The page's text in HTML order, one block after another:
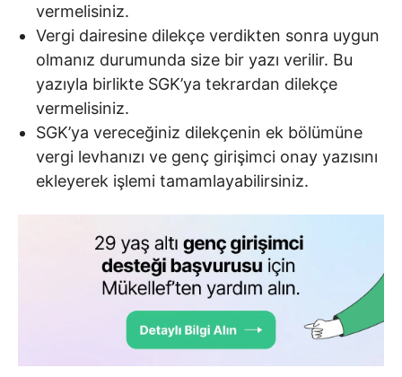
vermelisiniz.
Vergi dairesine dilekçe verdikten sonra uygun
olmanız durumunda size bir yazı verilir. Bu
yazıyla birlikte SGK’ya tekrardan dilekçe
vermelisiniz.
SGK’ya vereceğiniz dilekçenin ek bölümüne
vergi levhanızı ve genç girişimci onay yazısını
ekleyerek işlemi tamamlayabilirsiniz.